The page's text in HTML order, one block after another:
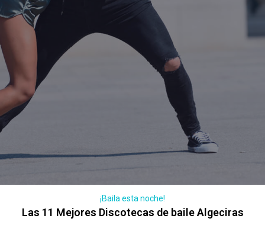
¡Baila esta noche!
Las 11 Mejores Discotecas de baile Algeciras